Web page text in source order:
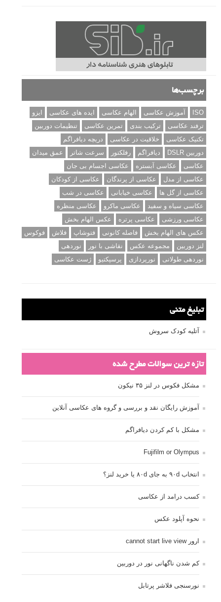
برچسب‌ها
ISO آموزش عکاسی الهام عکاسی ایده های عکاسی
ایزو
ترفند عکاسی
ترکیب بندی تمرین عکاسی
تنظیمات دوربین
تکنیک عکاسی
خلاقیت در عکاسی
دریچه دیافراگم
دوربین DSLR
دیافراگم رفلکتور سرعت شاتر
عمق میدان
عکاسی
عکاسی آبستره
عکاسی اجسام بی جان
عکاسی از مدل
عکاسی از پرندگان
عکاسی از کودکان
عکاسی از گل ها
عکاسی خیابانی
عکاسی در شب
عکاسی سیاه و سفید
عکاسی ماکرو
عکاسی منظره
عکاسی ورزشی
عکاسی پرتره
عکس الهام بخش
عکس های الهام بخش
فاصله کانونی فتوشاپ فلاش
فوکوس
لنز دوربین
مجموعه عکس نقاشی با نور
نوردهی
نوردهی طولانی
نورپردازی پرسپکتیو ژست عکاسی
تبلیغ متنی
آتلیه کودک سروش
تازه ترین سوالات مطرح شده
مشکل فکوس در لنز ۳۵ نیکون
آموزش رایگان نقد و بررسی و گروه های عکاسی آنلاین
مشکل با کم کردن دیافراگم
Fujifilm or Olympus
انتخاب ۹۰d به جای ۸۰d یا خرید لنز؟
کسب درامد از عکاسی
نحوه آپلود عکس
ارور cannot start live view
کم شدن ناگهانی نور در دوربین
نورسنجی فلاشر پرتابل